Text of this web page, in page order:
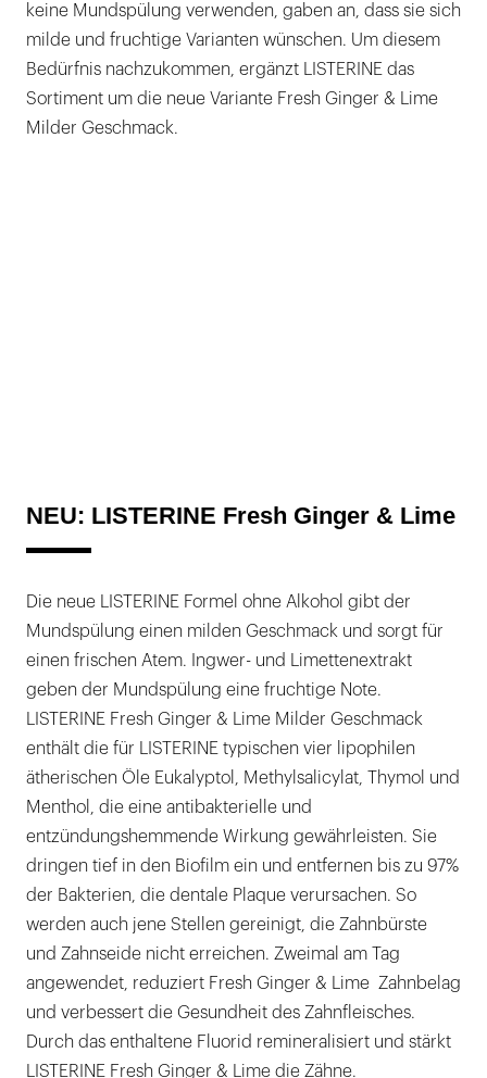
keine Mundspülung verwenden, gaben an, dass sie sich
milde und fruchtige Varianten wünschen. Um diesem
Bedürfnis nachzukommen, ergänzt LISTERINE das
Sortiment um die neue Variante Fresh Ginger & Lime
Milder Geschmack.
NEU: LISTERINE Fresh Ginger & Lime
Die neue LISTERINE Formel ohne Alkohol gibt der
Mundspülung einen milden Geschmack und sorgt für
einen frischen Atem. Ingwer- und Limettenextrakt
geben der Mundspülung eine fruchtige Note.
LISTERINE Fresh Ginger & Lime Milder Geschmack
enthält die für LISTERINE typischen vier lipophilen
ätherischen Öle Eukalyptol, Methylsalicylat, Thymol und
Menthol, die eine antibakterielle und
entzündungshemmende Wirkung gewährleisten. Sie
dringen tief in den Biofilm ein und entfernen bis zu 97%
der Bakterien, die dentale Plaque verursachen. So
werden auch jene Stellen gereinigt, die Zahnbürste
und Zahnseide nicht erreichen. Zweimal am Tag
angewendet, reduziert Fresh Ginger & Lime Zahnbelag
und verbessert die Gesundheit des Zahnfleisches.
Durch das enthaltene Fluorid remineralisiert und stärkt
LISTERINE Fresh Ginger & Lime die Zähne.